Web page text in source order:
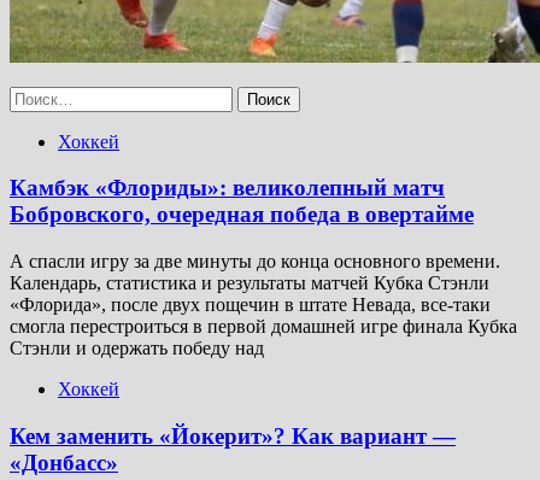
Найти:
Хоккей
Камбэк «Флориды»: великолепный матч
Бобровского, очередная победа в овертайме
А спасли игру за две минуты до конца основного времени.
Календарь, статистика и результаты матчей Кубка Стэнли
«Флорида», после двух пощечин в штате Невада, все-таки
смогла перестроиться в первой домашней игре финала Кубка
Стэнли и одержать победу над
Хоккей
Кем заменить «Йокерит»? Как вариант —
«Донбасс»